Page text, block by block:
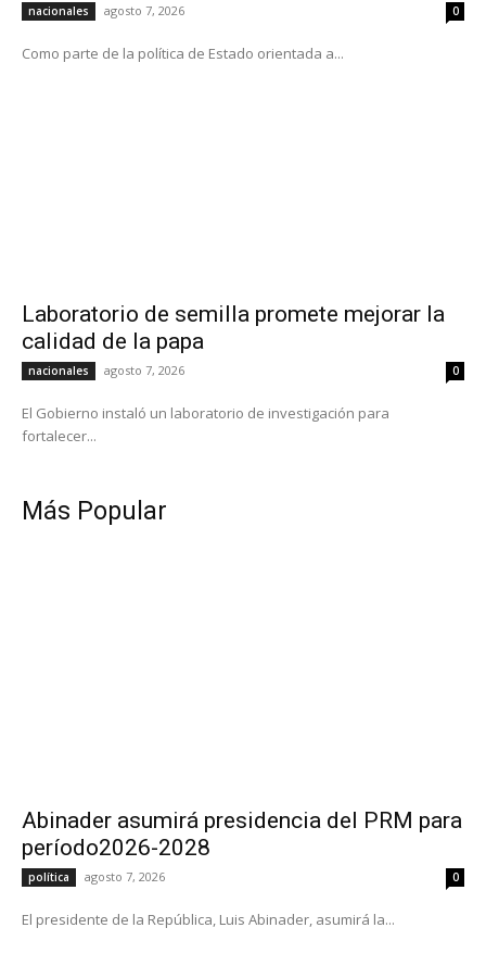
nacionales agosto 7, 2026 0
Como parte de la política de Estado orientada a...
Laboratorio de semilla promete mejorar la
calidad de la papa
nacionales agosto 7, 2026 0
El Gobierno instaló un laboratorio de investigación para
fortalecer...
Más Popular
Abinader asumirá presidencia del PRM para
período2026-2028
política agosto 7, 2026 0
El presidente de la República, Luis Abinader, asumirá la...